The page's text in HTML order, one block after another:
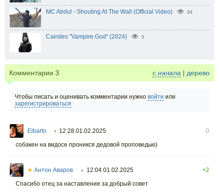
MC Abdul - Shouting At The Wall (Official Video) 34
Cainites "Vampire God" (2024) 3
Комментарии 3 с начала | дерево
Чтобы писать и оценивать комментарии нужно войти или
зарегистрироваться
Elbarto • 12:28 01.02.2025
0
собакен на видосе проникся дедовой проповедью)
★ Антон Аваров ○ 12:04 01.02.2025
+2
Спасибо отец за наставление за добрый совет